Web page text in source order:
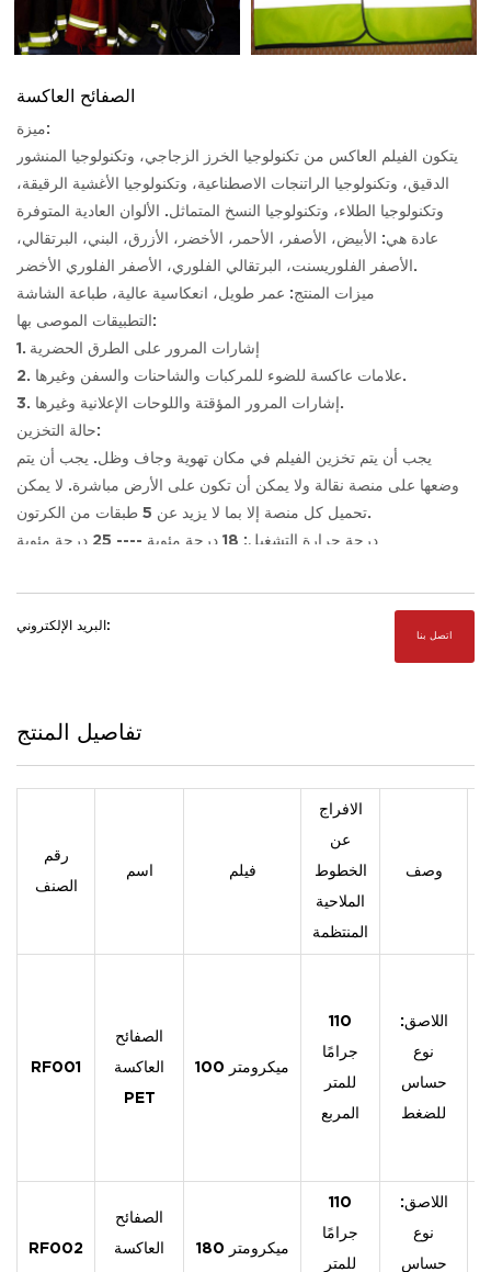
الصفائح العاكسة
ميزة:
يتكون الفيلم العاكس من تكنولوجيا الخرز الزجاجي، وتكنولوجيا المنشور
الدقيق، وتكنولوجيا الراتنجات الاصطناعية، وتكنولوجيا الأغشية الرقيقة،
وتكنولوجيا الطلاء، وتكنولوجيا النسخ المتماثل. الألوان العادية المتوفرة
عادة هي: الأبيض، الأصفر، الأحمر، الأخضر، الأزرق، البني، البرتقالي،
الأصفر الفلوريسنت، البرتقالي الفلوري، الأصفر الفلوري الأخضر.
ميزات المنتج: عمر طويل، انعكاسية عالية، طباعة الشاشة
التطبيقات الموصى بها:
1. إشارات المرور على الطرق الحضرية
2. علامات عاكسة للضوء للمركبات والشاحنات والسفن وغيرها.
3. إشارات المرور المؤقتة واللوحات الإعلانية وغيرها.
حالة التخزين:
يجب أن يتم تخزين الفيلم في مكان تهوية وجاف وظل. يجب أن يتم
وضعها على منصة نقالة ولا يمكن أن تكون على الأرض مباشرة. لا يمكن
تحميل كل منصة إلا بما لا يزيد عن 5 طبقات من الكرتون.
درجة حرارة التشغيل: 18 درجة مئوية ---- 25 درجة مئوية
البريد الإلكتروني:
اتصل بنا
تفاصيل المنتج
رقم
الصنف
اسم فيلم
الافراج
عن
الخطوط
الملاحية
المنتظمة
وصف
RF001
الصفائح
العاكسة
PET
100 ميكرومتر
110
جرامًا
للمتر
المربع
اللاصق:
نوع
حساس
للضغط
RF002
الصفائح
العاكسة
180 ميكرومتر
110
جرامًا
للمتر
اللاصق:
نوع
حساس